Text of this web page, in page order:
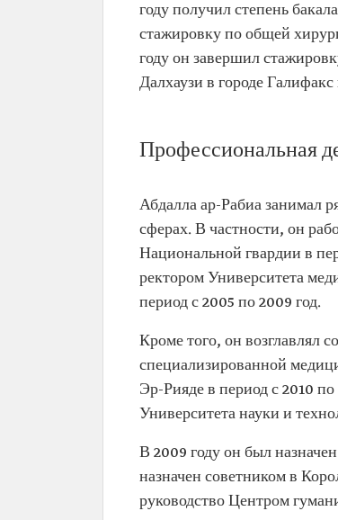
Имя
Абдалла ар-
Профессиональная
сфера
Саудовский
Дата рождения
1955 год.
Текущая
Советник в
Образование и
научные
квалификации
Степень
Стипендия по
Эдмонтон в
Стипендия по
Детской
Университете
Галифакс в
году получил степень
стажировку по общей
году он завершил
Далхаузи в городе
Профессиональная
Абдалла ар-Рабиа занимал
сферах. В частности, он
Национальной гвардии в
ректором Университета
период с 2005 по 2009 год.
Кроме того, он возглавлял
специализированной
Эр-Рияде в период с 2010
Университета науки и
В 2009 году он был
назначен советником в
руководство Центром